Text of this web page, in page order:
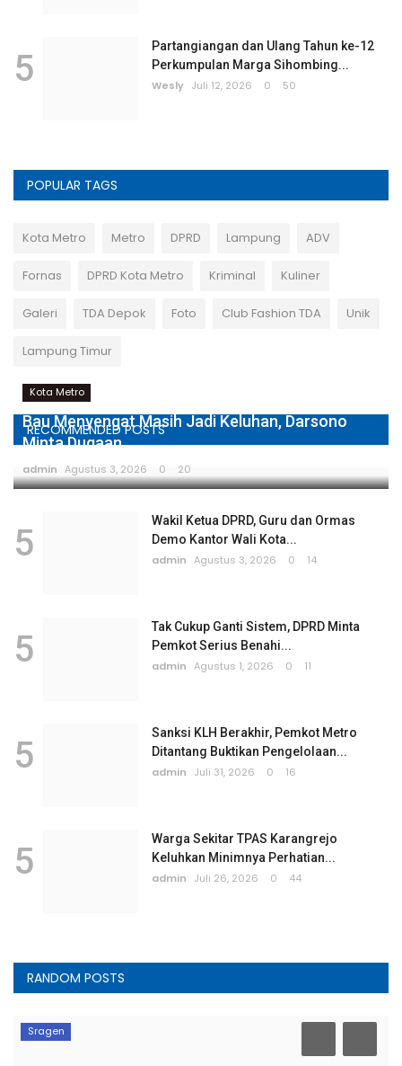
5
Partangiangan dan Ulang Tahun ke-12
Perkumpulan Marga Sihombing...
Wesly Juli 12, 2026 0 50
POPULAR TAGS
Kota Metro Metro DPRD Lampung ADV
Fornas DPRD Kota Metro Kriminal Kuliner
Galeri TDA Depok Foto Club Fashion TDA Unik
Lampung Timur
RECOMMENDED POSTS
Kota Metro
Bau Menyengat Masih Jadi Keluhan, Darsono
Minta Dugaan...
admin Agustus 3, 2026 0 20
5
Wakil Ketua DPRD, Guru dan Ormas
Demo Kantor Wali Kota...
admin Agustus 3, 2026 0 14
5
Tak Cukup Ganti Sistem, DPRD Minta
Pemkot Serius Benahi...
admin Agustus 1, 2026 0 11
5
Sanksi KLH Berakhir, Pemkot Metro
Ditantang Buktikan Pengelolaan...
admin
Juli 31, 2026 0 16
5
Warga Sekitar TPAS Karangrejo
Keluhkan Minimnya Perhatian...
admin
Juli 26, 2026 0 44
RANDOM POSTS
Sragen